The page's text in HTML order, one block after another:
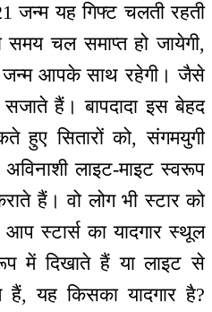
जन्म यह गिफ्ट चलती रहती
समय चल समाप्त हो जायेगी,
जन्म आपके साथ रहेगी। जैसे
हैं। बापदादा इस बेहद
हुए सितारों को, संगमयुगी
लाइट-माइट स्वरूप
हैं। वो लोग भी स्टार को
स्टार्स का यादगार स्थूल
में दिखाते हैं या लाइट से
यह किसका यादगार है?